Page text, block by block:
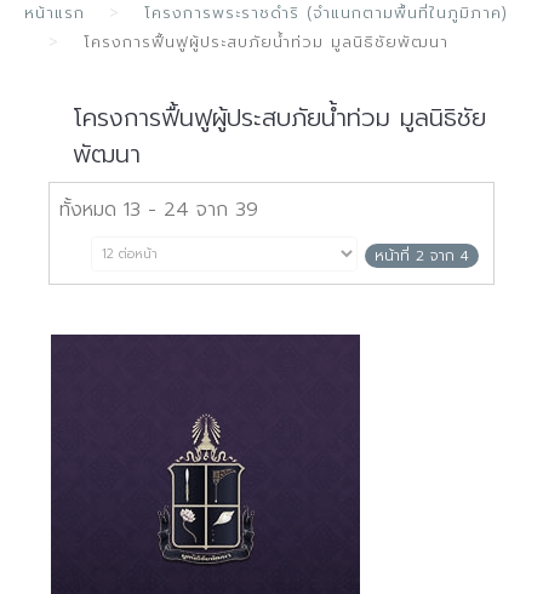
หน้าแรก
โครงการพระราชดำริ (จำแนกตามพื้นที่ในภูมิภาค)
โครงการฟื้นฟูผู้ประสบภัยน้ำท่วม มูลนิธิชัยพัฒนา
โครงการฟื้นฟูผู้ประสบภัยน้ำท่วม มูลนิธิชัย
พัฒนา
ทั้งหมด 13 - 24 จาก 39
หน้าที่ 2 จาก 4